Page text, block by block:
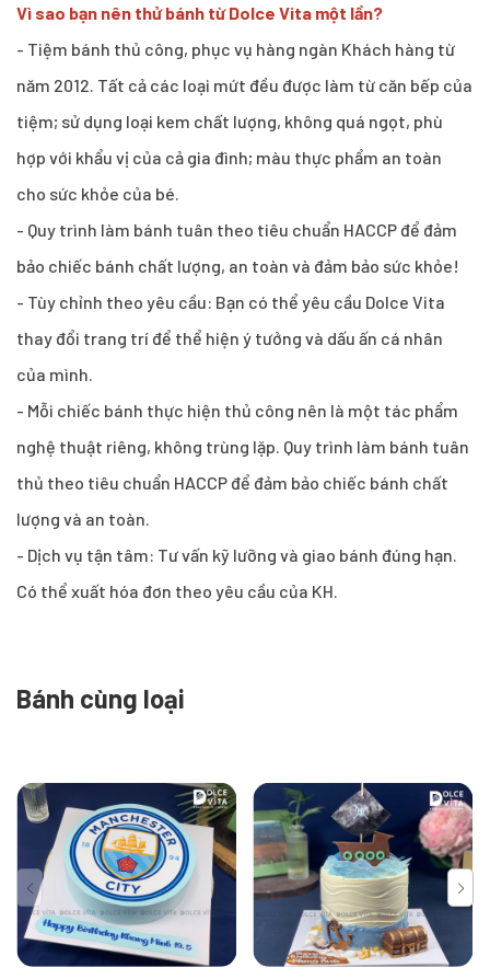
Vì sao bạn nên thử bánh từ Dolce Vita một lần?
- Tiệm bánh thủ công, phục vụ hàng ngàn Khách hàng từ
năm 2012. Tất cả các loại mứt đều được làm từ căn bếp của
tiệm; sử dụng loại kem chất lượng, không quá ngọt, phù
hợp với khẩu vị của cả gia đình; màu thực phẩm an toàn
cho sức khỏe của bé.
- Quy trình làm bánh tuân theo tiêu chuẩn HACCP để đảm
bảo chiếc bánh chất lượng, an toàn và đảm bảo sức khỏe!
- Tùy chỉnh theo yêu cầu: Bạn có thể yêu cầu Dolce Vita
thay đổi trang trí để thể hiện ý tưởng và dấu ấn cá nhân
của mình.
- Mỗi chiếc bánh thực hiện thủ công nên là một tác phẩm
nghệ thuật riêng, không trùng lặp. Quy trình làm bánh tuân
thủ theo tiêu chuẩn HACCP để đảm bảo chiếc bánh chất
lượng và an toàn.
- Dịch vụ tận tâm: Tư vấn kỹ lưỡng và giao bánh đúng hạn.
Có thể xuất hóa đơn theo yêu cầu của KH.
Bánh cùng loại